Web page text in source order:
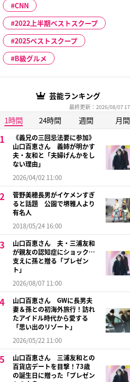
CNN
2022上半期ベストスクープ
2025ベストスクープ
B級グルメ
芸能ランキング
最終更新：2026/08/07
1時間 24時間 週間 月間
《義兄の三回忌法要に参加》
山口百恵さん 義姉が明かす
夫・友和と「夫婦げんかをし
ない理由」
2026/04/02 11:00
菅野美穂長男がイケメンすぎ
ると話題 公園で堺雅人より
有名人
2018/05/24 16:00
山口百恵さん 夫・三浦友和
が親友の認知症にショック…
支えに孫と贈る「プレゼン
ト」
2026/08/07 11:00
山口百恵さん GWに長男夫
妻＆孫との初海外旅行！訪れ
たアイドル時代から愛する
「思い出のリゾート」
2026/05/22 11:00
山口百恵さん 三浦友和との
百貨店デートを目撃！73歳
の誕生日に贈った「プレゼン